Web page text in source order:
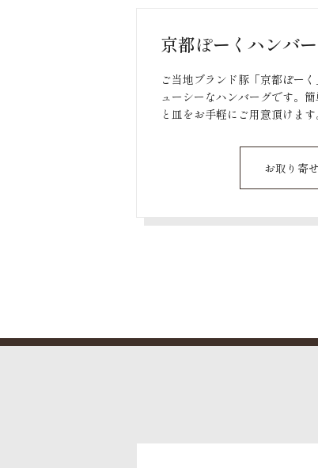
京都ぽーくハンバ
ご当地ブランド豚「京都ぽー
ューシーなハンバーグです。
と皿をお手軽にご用意頂けます
お取り寄